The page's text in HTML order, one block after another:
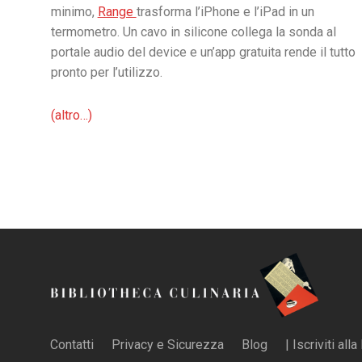
minimo, Range trasforma l’iPhone e l’iPad in un
termometro. Un cavo in silicone collega la sonda al
portale audio del device e un’app gratuita rende il tutto
pronto per l’utilizzo.
(altro…)
Contatti Privacy e Sicurezza Blog
| Iscriviti alla